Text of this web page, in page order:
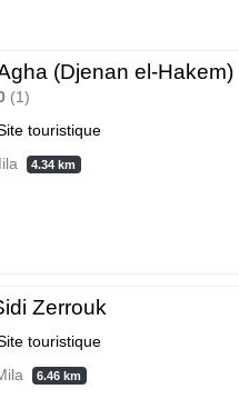
(Djenan el-Hakem)
1
touristique
4.34 km
Zerrouk
touristique
6.46 km